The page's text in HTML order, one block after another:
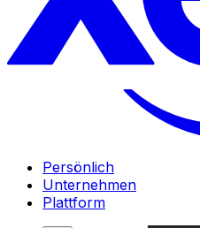
Persönlich
Unternehmen
Plattform